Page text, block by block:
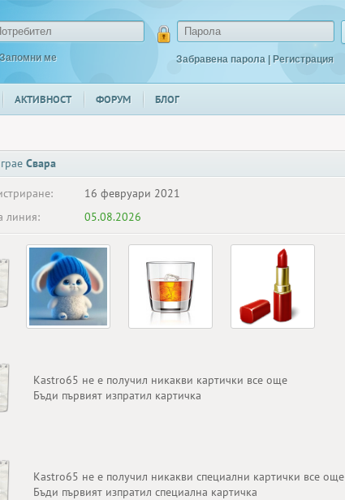
Запомни ме Забравена парола | Регистрация
АКТИВНОСТ ФОРУМ БЛОГ
Свара
16 февруари 2021
линия:
05.08.2026
Kastro65 не е получил никакви картички все още
Бъди първият изпратил картичка
Kastro65 не е получил никакви специални картички все още
Бъди първият изпратил специална картичка